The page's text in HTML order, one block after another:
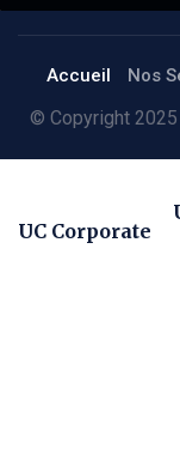
Accueil Nos
© Copyright
UC Corporate